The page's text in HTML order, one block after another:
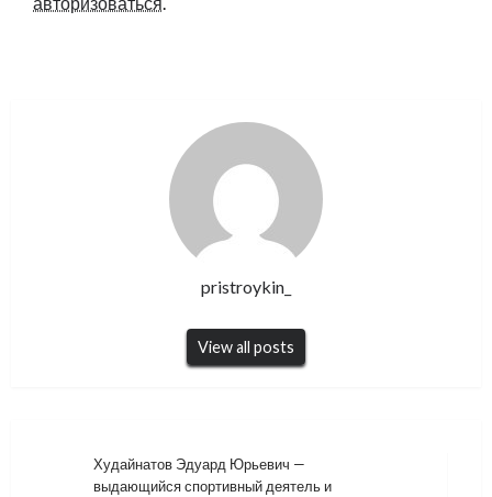
pristroykin_
View all posts
Навигация
Худайнатов Эдуард Юрьевич —
выдающийся спортивный деятель и